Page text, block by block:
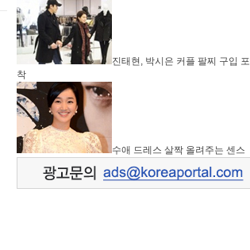
진태현, 박시은 커플 팔찌 구입 포
착
수애 드레스 살짝 올려주는 센스